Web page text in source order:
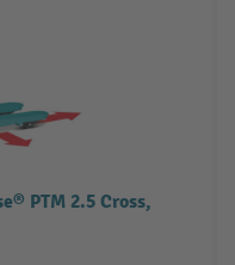
PTM 2.5 Cross,